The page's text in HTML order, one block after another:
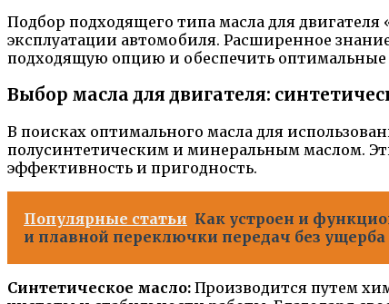
Подбор подходящего типа масла для
эксплуатации автомобиля. Расширенное
подходящую опцию и обеспечить оптимальные
Выбор масла для двигателя:
В поисках оптимального масла для
полусинтетическим и минеральным маслом.
эффективность и пригодность.
Популярные статьи Как устроен и
и плавной переключки передач без
Синтетическое масло: Производится путем